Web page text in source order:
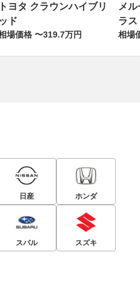
トヨタ クラウンハイブリ
ッド
場価格 〜319.7万円
メ
ラス
相場
日産 ホンダ
スバル スズキ